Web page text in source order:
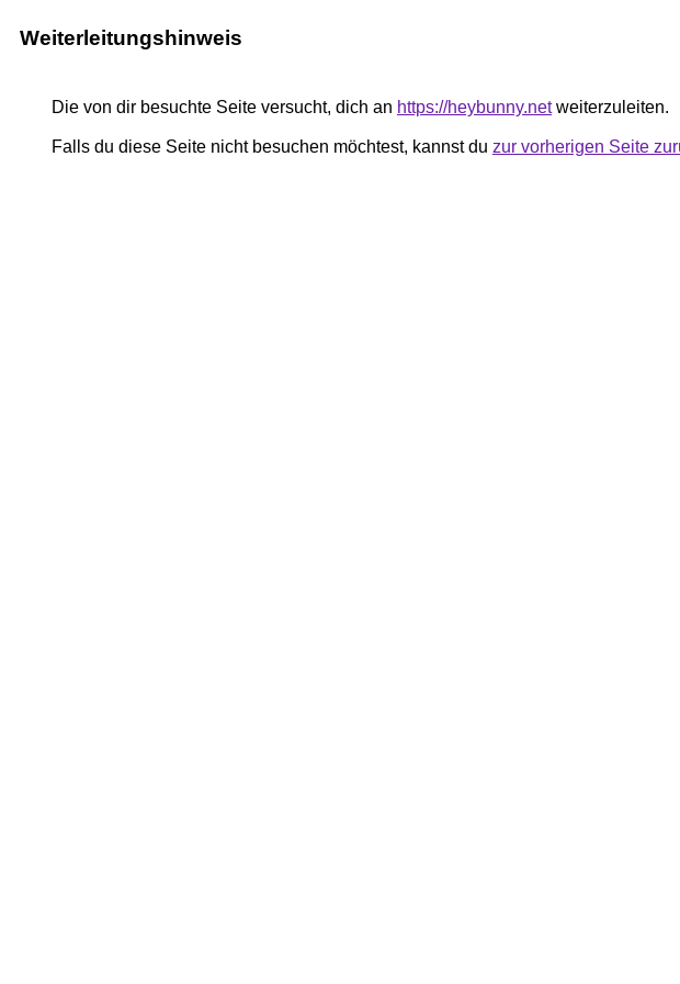
Weiterleitungshinweis
Die von dir besuchte Seite versucht, dich an https://heybunny.netweiterzuleiten.
Falls du diese Seite nicht besuchen möchtest, kannst du zur vorherigen Seite